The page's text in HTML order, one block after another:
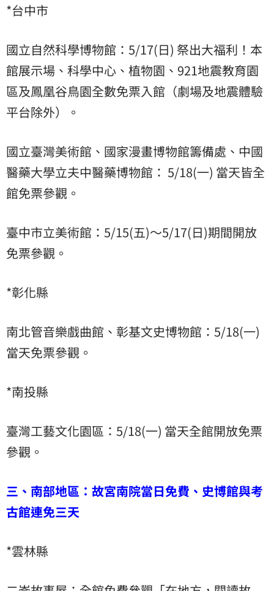
*台中市
國立自然科學博物館：5/17(日) 祭出大福利！本
館展示場、科學中心、植物園、921地震教育園
區及鳳凰谷鳥園全數免票入館（劇場及地震體驗
平台除外）。
國立臺灣美術館、國家漫畫博物館籌備處、中國
醫藥大學立夫中醫藥博物館： 5/18(一) 當天皆全
館免票參觀。
臺中市立美術館：5/15(五)～5/17(日)期間開放
免票參觀。
*彰化縣
南北管音樂戲曲館、彰基文史博物館：5/18(一)
當天免票參觀。
*南投縣
臺灣工藝文化園區：5/18(一) 當天全館開放免票
參觀。
三、南部地區：故宮南院當日免費、史博館與考
古館連免三天
*雲林縣